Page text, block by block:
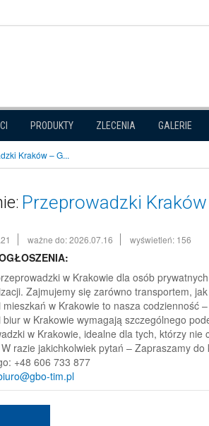
PRODUKTY ZLECENIA GALERIE
Kraków – G...
Przeprowadzki
ważne do: 2026.07.16 wyświetleń: 156
w Krakowie dla osób
Zajmujemy się zarówno transportem,
mieszkań w Krakowie to nasza codzienność
biur w Krakowie wymagają szczególnego
w Krakowie, idealne dla tych, którzy nie
razie jakichkolwiek pytań – Zapraszamy do
+48 606 733 877
tim.pl